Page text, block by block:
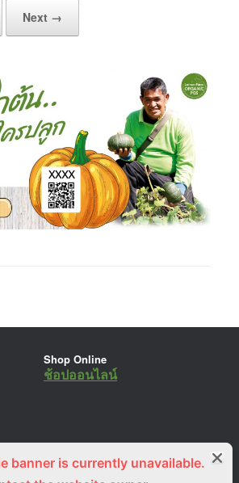
Next →
Shop Online
ช้อปออนไลน์
Lemon Farm Cafe
ร้านอาหารอินทรีย์
banner is currently unavailable.